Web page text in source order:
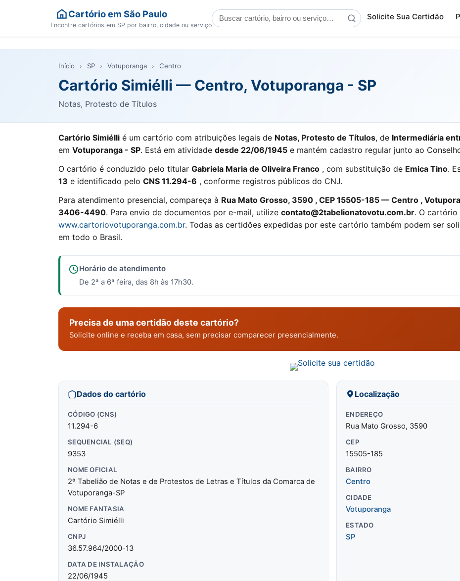
Cartório em São Paulo
Encontre cartórios em SP por bairro, cidade ou serviço
Buscar cartório Solicite Sua Certidão
Início › SP › Votuporanga › Centro
Cartório Simiélli — Centro, Votuporanga - SP
Notas, Protesto de Títulos
Cartório Simiélli é um cartório com atribuições legais de Notas, Protesto de Títulos, de Intermediária
em Votuporanga - SP. Está em atividade desde 22/06/1945 e mantém cadastro regular junto ao
O cartório é conduzido pelo titular Gabriela Maria de Oliveira Franco , com substituição de Emica Tino.
13 e identificado pelo CNS 11.294-6 , conforme registros públicos do CNJ.
Para atendimento presencial, compareça à Rua Mato Grosso, 3590 , CEP 15505-185 — Centro ,
3406-4490. Para envio de documentos por e-mail, utilize contato@2tabelionatovotu.com.br. O cartório
www.cartoriovotuporanga.com.br. Todas as certidões expedidas por este cartório também podem ser
em todo o Brasil.
Horário de atendimento
De 2ª a 6ª feira, das 8h às 17h30.
Precisa de uma certidão deste cartório?
Solicite online e receba em casa, sem precisar comparecer presencialmente.
Dados do cartório
CÓDIGO (CNS)
11.294-6
SEQUENCIAL (SEQ)
9353
NOME OFICIAL
2º Tabelião de Notas e de Protestos de Letras e Títulos da Comarca de
Votuporanga-SP
NOME FANTASIA
Cartório Simiélli
CNPJ
36.57.964/2000-13
DATA DE INSTALAÇÃO
22/06/1945
Localização
ENDEREÇO
Rua Mato Grosso, 3590
CEP
15505-185
BAIRRO
Centro
CIDADE
Votuporanga
ESTADO
SP